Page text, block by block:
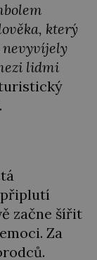
který
nevyvíjely
lidmi
připlutí
začne šířit
Za